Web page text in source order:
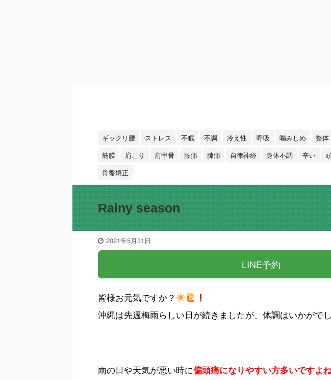
ギックリ腰 ストレス 不眠 不調 冷え性 呼吸 噛みしめ 整体
筋膜
肩こり 肩甲骨 腰痛 膝痛 自律神経 身体不調 辛い
骨盤矯正
Rainy season
2021年5月31日
LINE予約
皆様お元気ですか？
沖縄は先週梅雨らしい日が続きましたが、体調はいかがで
雨の日や天気が悪い時に偏頭痛になりやすい方多いですよ